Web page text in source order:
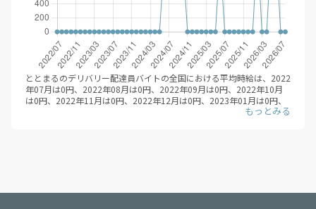
100%
エニキャリ
100%
エス・ティ・エス
100%
やよい軒
100%
はなまるうどん
100%
とんかつ濵かつ
100%
100%
から好し
100%
ステーキのあさくま
1,200円
松屋
1,200円
さわやか
1,176円
佐川急便
1,167円
ドミノ・ピザ
1,166円
ニコニコキッチン
1,166円
1,157円
時期によって、報酬増加キャンペーンなどを行なっているため、 登録
後も随時、興味のあるエリアの情報収集をするとよいでしょう。
ととまるのデリバリー配達員バイトの全国における平均時給は、2022
年07月は0円、2022年08月は0円、2022年09月は0円、2022年10月
は0円、2022年11月は0円、2022年12月は0円、2023年01月は0円、
2023年02月は0円、2023年03月は0円、2023年04月は0円、2023年
年12月は0円、2025年01月は0円、2025年02月は0円、2025年03月